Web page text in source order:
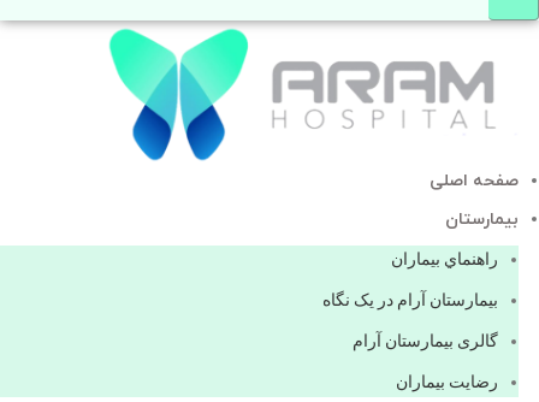
صفحه اصلی
بيمارستان
راهنماي بیماران
بیمارستان آرام در یک نگاه
گالری بیمارستان آرام
رضایت بیماران